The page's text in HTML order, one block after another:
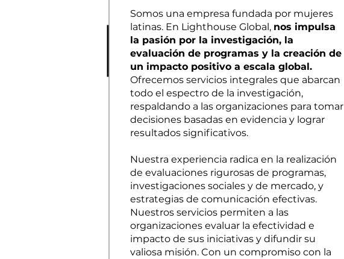
Somos una empresa fundada por mujeres
latinas. En Lighthouse Global, nos impulsa
la pasión por la investigación, la
evaluación de programas y la creación de
un impacto positivo a escala global.
Ofrecemos servicios integrales que abarcan
todo el espectro de la investigación,
respaldando a las organizaciones para tomar
decisiones basadas en evidencia y lograr
resultados significativos.
Nuestra experiencia radica en la realización
de evaluaciones rigurosas de programas,
investigaciones sociales y de mercado, y
estrategias de comunicación efectivas.
Nuestros servicios permiten a las
organizaciones evaluar la efectividad e
impacto de sus iniciativas y difundir su
valiosa misión. Con un compromiso con la